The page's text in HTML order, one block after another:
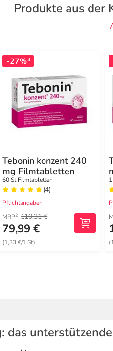
Produkte aus der
-27%4
Tebonin konzent 240
mg Filmtabletten
60 St Filmtabletten
(4)
Pflichtangaben
MRP2 110,31 €
79,99 €
(1,33 €/1 St)
das